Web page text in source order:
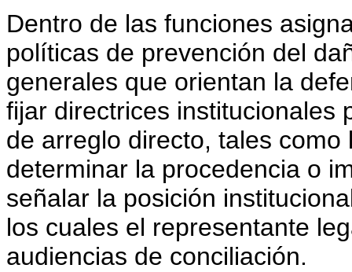
Dentro de las funciones
políticas de prevención del
generales que orientan la
fijar directrices institucionales
de arreglo directo, tales
determinar la procedencia o
señalar la posición
los cuales el representante
audiencias de conciliación.